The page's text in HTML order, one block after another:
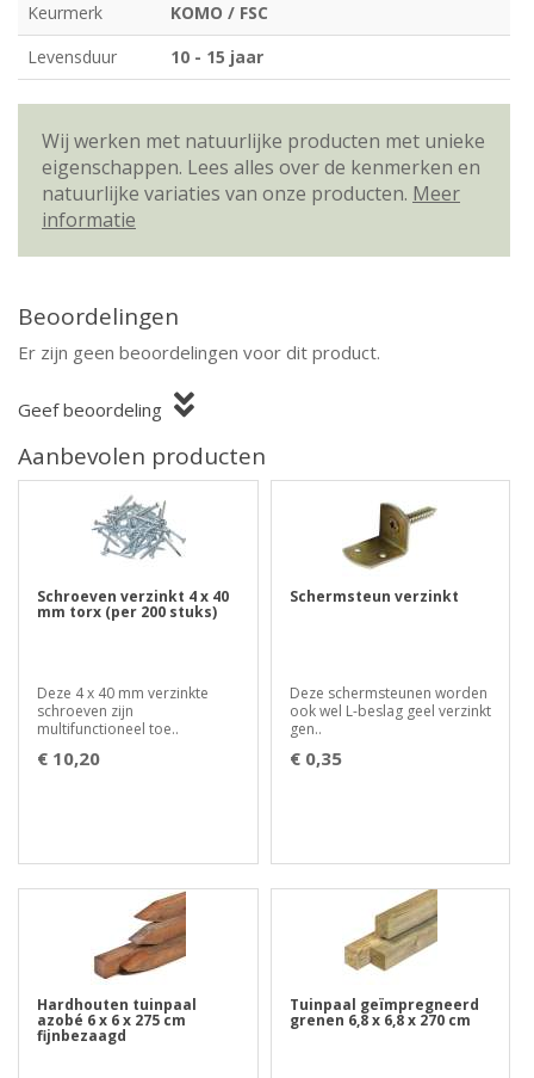
Keurmerk
KOMO / FSC
Levensduur
10 - 15 jaar
Wij werken met natuurlijke producten met unieke
eigenschappen. Lees alles over de kenmerken en
natuurlijke variaties van onze producten. Meer
informatie
Beoordelingen
Er zijn geen beoordelingen voor dit product.
Geef beoordeling
Aanbevolen producten
Schroeven verzinkt 4 x 40
mm torx (per 200 stuks)
Deze 4 x 40 mm verzinkte
schroeven zijn
multifunctioneel toe..
€ 10,20
Schermsteun verzinkt
Deze schermsteunen worden
ook wel L-beslag geel verzinkt
gen..
€ 0,35
Hardhouten tuinpaal
azobé 6 x 6 x 275 cm
fijnbezaagd
Tuinpaal geïmpregneerd
grenen 6,8 x 6,8 x 270 cm